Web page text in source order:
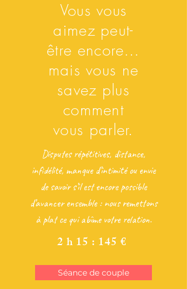
Vous vous
aimez peut-
être encore…
mais vous ne
savez plus
comment
vous parler.
Disputes répétitives, distance,
infidélité, manque d’intimité ou envie
de savoir s’il est encore possible
d’avancer ensemble : nous remettons
à plat ce qui abîme votre relation.
2 h 15 : 145 €
Séance de couple